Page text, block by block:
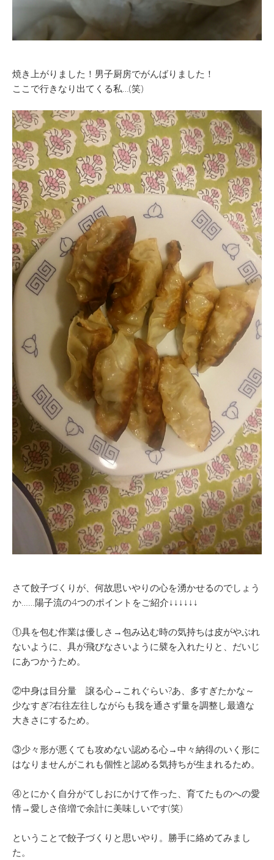
焼き上がりました！男子厨房でがんばりました！
ここで行きなり出てくる私…(笑)
さて餃子づくりが、何故思いやりの心を湧かせるのでしょう
か……陽子流の4つのポイントをご紹介↓↓↓↓↓↓
①具を包む作業は優しさ→包み込む時の気持ちは皮がやぶれ
ないように、具が飛びなさいように襞を入れたりと、だいじ
にあつかうため。
②中身は目分量 譲る心→これぐらい?あ、多すぎたかな～
少なすぎ?右往左往しながらも我を通さず量を調整し最適な
大きさにするため。
③少々形が悪くても攻めない認める心→中々納得のいく形に
はなりませんがこれも個性と認める気持ちが生まれるため。
④とにかく自分がてしおにかけて作った、育てたものへの愛
情→愛しさ倍増で余計に美味しいです(笑)
ということで餃子づくりと思いやり。勝手に絡めてみまし
た。